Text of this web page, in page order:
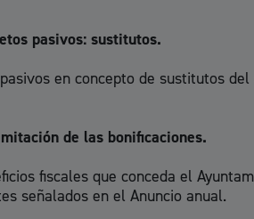
ahora
pasivos: sustitutos.
en concepto de sustitutos
de las bonificaciones.
fiscales que conceda el
señalados en el Anuncio anual.